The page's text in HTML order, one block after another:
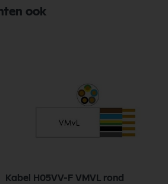
ook
Kabel H05VV-F VMVL rond